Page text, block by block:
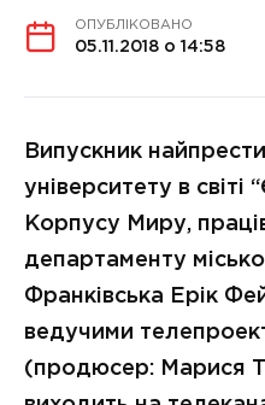
ОПУБЛІКОВАНО
05.11.2018 о 14:58
Випускник
університету в світі
Корпусу Миру,
департаменту
Франківська Ерік
ведучими
(продюсер: Марися